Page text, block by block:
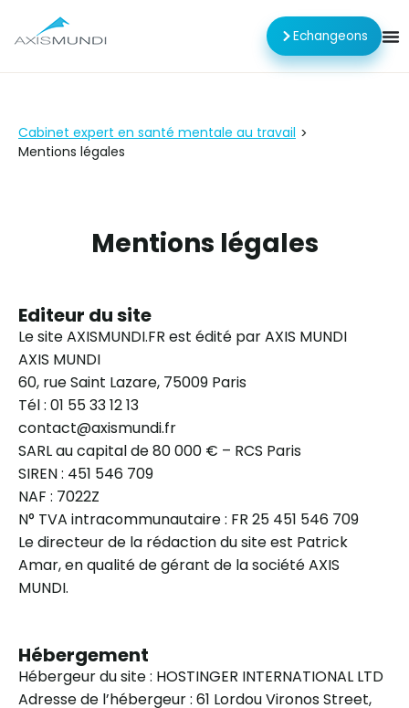
Echangeons
Cabinet expert en santé mentale au travail >
Mentions légales
Mentions légales
Editeur du site
Le site AXISMUNDI.FR est édité par AXIS MUNDI
AXIS MUNDI
60, rue Saint Lazare, 75009 Paris
Tél : 01 55 33 12 13
contact@axismundi.fr
SARL au capital de 80 000 € – RCS Paris
SIREN : 451 546 709
NAF : 7022Z
N° TVA intracommunautaire : FR 25 451 546 709
Le directeur de la rédaction du site est Patrick
Amar, en qualité de gérant de la société AXIS
MUNDI.
Hébergement
Hébergeur du site : HOSTINGER INTERNATIONAL LTD
Adresse de l’hébergeur : 61 Lordou Vironos Street,